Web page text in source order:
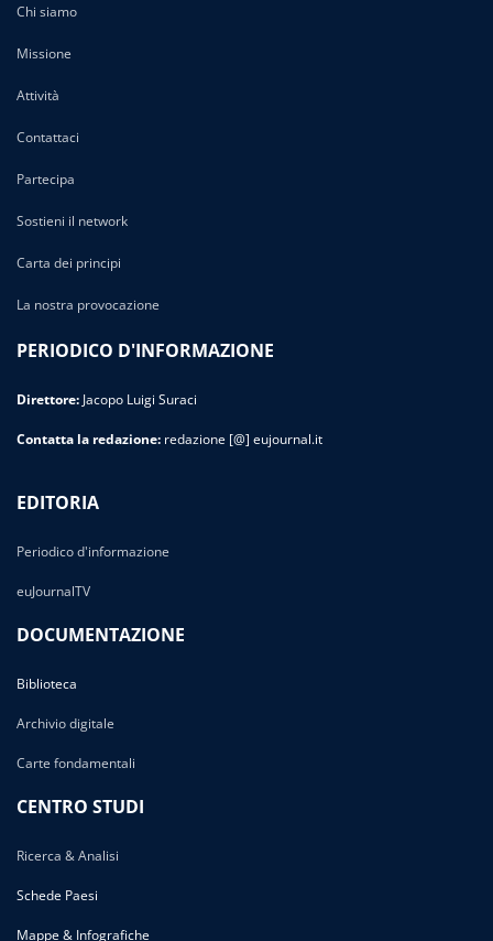
Chi siamo
Missione
Attività
Contattaci
Partecipa
Sostieni il network
Carta dei principi
La nostra provocazione
PERIODICO D'INFORMAZIONE
Direttore: Jacopo Luigi Suraci
Contatta la redazione: redazione [@] eujournal.it
EDITORIA
Periodico d'informazione
euJournalTV
DOCUMENTAZIONE
Biblioteca
Archivio digitale
Carte fondamentali
CENTRO STUDI
Ricerca & Analisi
Schede Paesi
Mappe & Infografiche